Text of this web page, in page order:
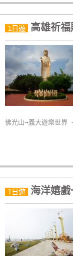
款
據
合
作
提
案
合
作
合
作
1日遊 高雄祈
佛光山→義大遊樂世界
1日遊 海洋嬉